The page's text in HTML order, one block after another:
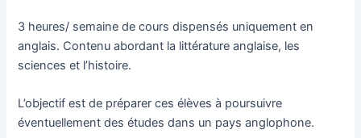
3 heures/ semaine de cours dispensés uniquement en
anglais. Contenu abordant la littérature anglaise, les
sciences et l’histoire.
L’objectif est de préparer ces élèves à poursuivre
éventuellement des études dans un pays anglophone.